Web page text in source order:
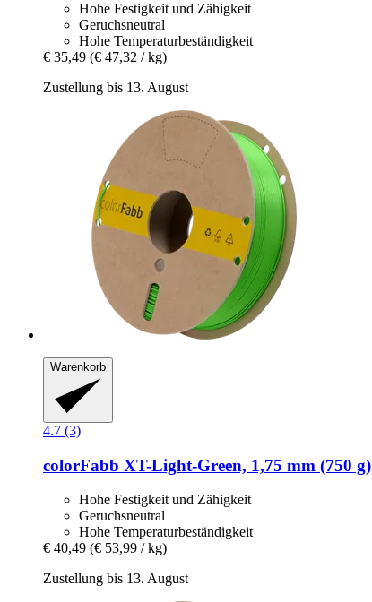
Hohe Festigkeit und Zähigkeit
Geruchsneutral
Hohe Temperaturbeständigkeit
€ 35,49 (€ 47,32 / kg)
Zustellung bis 13. August
Warenkorb
4.7 (3)
colorFabb XT-​Light-​Green, 1,75 mm (750 g)
Hohe Festigkeit und Zähigkeit
Geruchsneutral
Hohe Temperaturbeständigkeit
€ 40,49 (€ 53,99 / kg)
Zustellung bis 13. August